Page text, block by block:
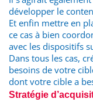
développer le
Et enfin mettre en
ce cas à bien
avec les dispositifs
Dans tous les cas,
besoins de votre
dont votre cible a
Stratégie